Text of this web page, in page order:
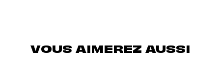
VOUS AIMEREZ AUSSI